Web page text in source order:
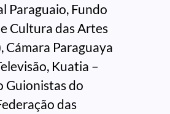
Paraguaio, Fundo
Cultura das Artes
Cámara Paraguaya
Kuatia –
Guionistas do
das